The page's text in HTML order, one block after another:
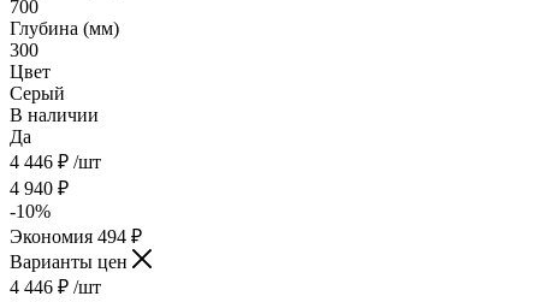
700
Глубина (мм)
300
Цвет
Серый
В наличии
Да
4 446 ₽ /шт
4 940 ₽
-10%
Экономия 494 ₽
Варианты цен
4 446 ₽ /шт